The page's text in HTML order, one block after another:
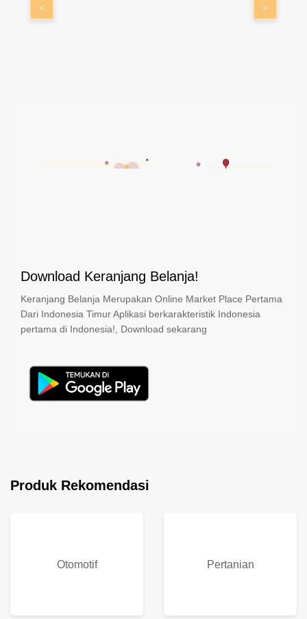
< >
Download Keranjang Belanja!
Keranjang Belanja Merupakan Online Market Place Pertama
Dari Indonesia Timur Aplikasi berkarakteristik Indonesia
pertama di Indonesia!, Download sekarang
Produk Rekomendasi
Otomotif Pertanian